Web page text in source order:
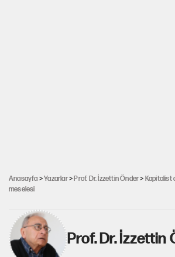
Anasayfa >Yazarlar>Prof. Dr. İzzettin Önder> Kapitalist
meselesi
Prof. Dr. İzzettin